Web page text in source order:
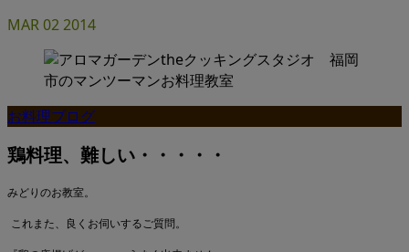
MAR022014
お料理ブログ
鶏料理、難しい・・・・・
みどりのお教室。
これまた、良くお伺いするご質問。